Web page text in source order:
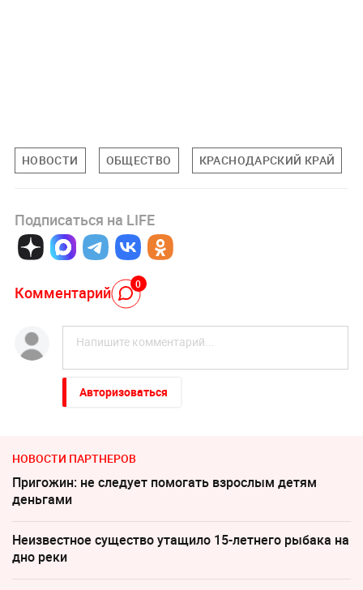
НОВОСТИ ОБЩЕСТВО КРАСНОДАРСКИЙ КРАЙ
Подписаться на LIFE
Комментарий 0
Авторизоваться
НОВОСТИ ПАРТНЕРОВ
Пригожин: не следует помогать взрослым детям
деньгами
Неизвестное существо утащило 15-летнего рыбака на
дно реки